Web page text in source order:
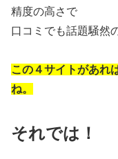
精度の高さで
口コミでも話題騒然
この４サイトがあれ
ね。
それでは！